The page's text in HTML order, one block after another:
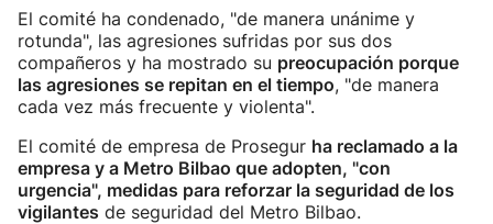
El comité ha condenado, "de manera unánime y
rotunda", las agresiones sufridas por sus dos
compañeros y ha mostrado su preocupación porque
las agresiones se repitan en el tiempo, "de manera
cada vez más frecuente y violenta".
El comité de empresa de Prosegur ha reclamado a la
empresa y a Metro Bilbao que adopten, "con
urgencia", medidas para reforzar la seguridad de los
vigilantes de seguridad del Metro Bilbao.